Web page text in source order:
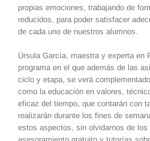
propias emociones, trabajando de
reducidos, para poder satisfacer
de cada uno de nuestros alumnos.
Úrsula García, maestra y experta en
programa en el que además de las
ciclo y etapa, se verá
como la educación en valores,
eficaz del tiempo, que contarán con
realizarán durante los fines de
estos aspectos, sin olvidarnos de